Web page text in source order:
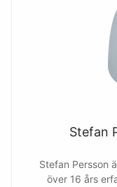
Stefan
Stefan Persson
över 16 års